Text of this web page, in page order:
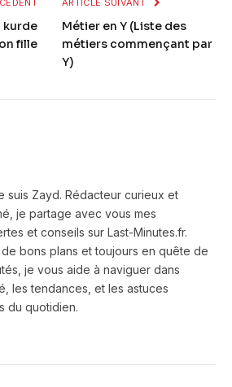
kurde
fille
Métier en Y (Liste des
métiers commençant par
Y)
suis Zayd. Rédacteur curieux et
je partage avec vous mes
et conseils sur Last-Minutes.fr.
de bons plans et toujours en quête de
je vous aide à naviguer dans
les tendances, et les astuces
du quotidien.